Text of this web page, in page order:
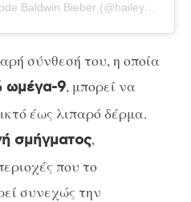
σύνθεσή του, η οποία
ωμέγα-9, μπορεί να
έως λιπαρό δέρμα.
σμήγματος,
που το
συνεχώς την